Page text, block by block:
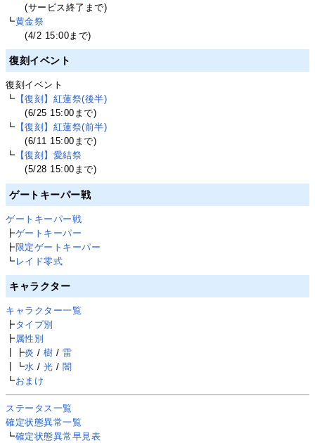
(サービス終了まで)
┗黄金祭
(4/2 15:00まで)
復刻イベント
復刻イベント
┗ 【復刻】紅蓮祭(後半)
(6/25 15:00まで)
┗ 【復刻】紅蓮祭(前半)
(6/11 15:00まで)
┗ 【復刻】愛結祭
(5/28 15:00まで)
ゲートキーパー戦
ゲートキーパー戦
┣ゲートキーパー
┣限定ゲートキーパー
┗ レイド零式
キャラクター
キャラクター一覧
┣タイプ別
┣ 属性別
┃┣炎 /樹 /雷
┃┗水 /光 / 闇
┗おまけ
ステータス一覧
確定状態異常一覧
┗確定状態異常早見表